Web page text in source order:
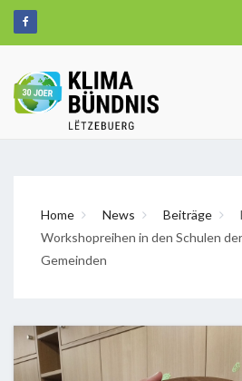
Home News Beiträge
Workshopreihen in den Schulen
Gemeinden